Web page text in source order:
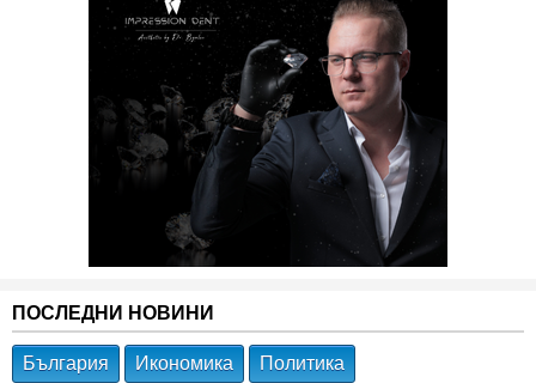
ПОСЛЕДНИ НОВИНИ
България Икономика Политика